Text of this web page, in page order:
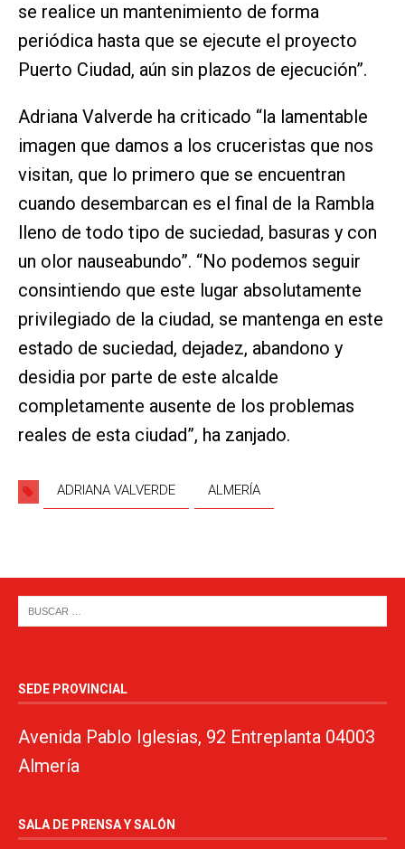
se realice un mantenimiento de forma
periódica hasta que se ejecute el proyecto
Puerto Ciudad, aún sin plazos de ejecución”.
Adriana Valverde ha criticado “la lamentable
imagen que damos a los cruceristas que nos
visitan, que lo primero que se encuentran
cuando desembarcan es el final de la Rambla
lleno de todo tipo de suciedad, basuras y con
un olor nauseabundo”. “No podemos seguir
consintiendo que este lugar absolutamente
privilegiado de la ciudad, se mantenga en este
estado de suciedad, dejadez, abandono y
desidia por parte de este alcalde
completamente ausente de los problemas
reales de esta ciudad”, ha zanjado.
ADRIANA VALVERDE ALMERÍA
SEDE PROVINCIAL
Avenida Pablo Iglesias, 92 Entreplanta 04003
Almería
SALA DE PRENSA Y SALÓN